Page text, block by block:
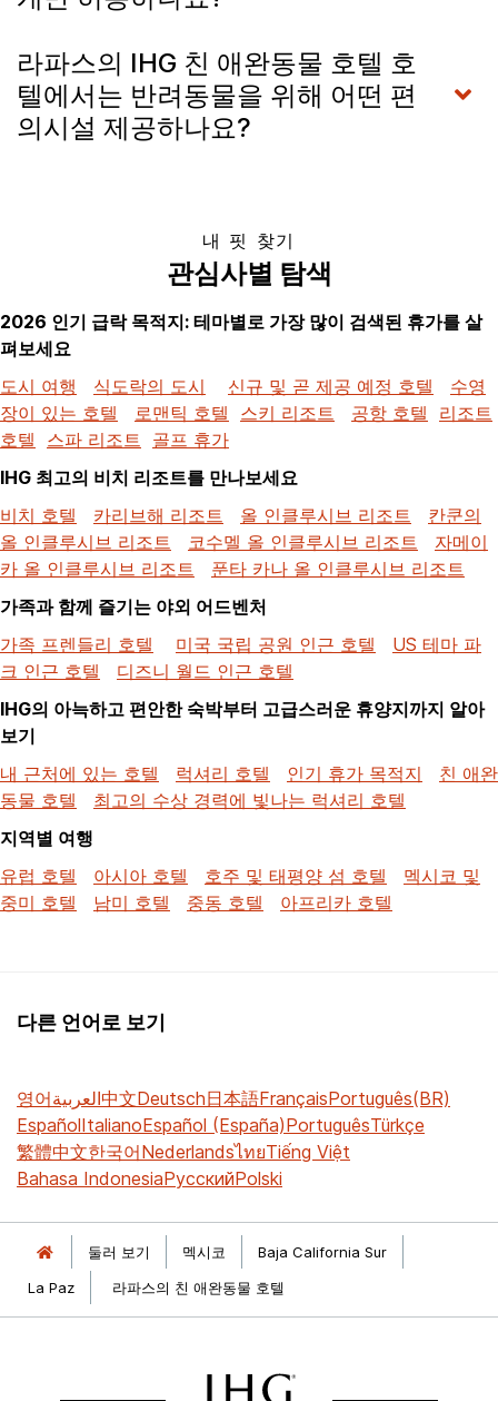
라파스의 IHG 친 애완동물 호텔 호
텔에서는 반려동물을 위해 어떤 편
의시설 제공하나요?
내 핏 찾기
관심사별 탐색
2026 인기 급락 목적지: 테마별로 가장 많이 검색된 휴가를 살
펴보세요
도시 여행
식도락의 도시 신규 및 곧 제공 예정 호텔
수영
장이 있는 호텔
로맨틱 호텔 스키 리조트 공항 호텔
리조트
호텔
스파 리조트
골프 휴가
IHG 최고의 비치 리조트를 만나보세요
비치 호텔
카리브해 리조트 올 인클루시브 리조트
칸쿤의
올 인클루시브 리조트
코수멜 올 인클루시브 리조트
자메이
카 올 인클루시브 리조트
푼타 카나 올 인클루시브 리조트
가족과 함께 즐기는 야외 어드벤처
가족 프렌들리 호텔
미국 국립 공원 인근 호텔
US 테마 파
크 인근 호텔
디즈니 월드 인근 호텔
IHG의 아늑하고 편안한 숙박부터 고급스러운 휴양지까지 알아
보기
내 근처에 있는 호텔
럭셔리 호텔 인기 휴가 목적지
친 애완
동물 호텔
최고의 수상 경력에 빛나는 럭셔리 호텔
지역별 여행
유럽 호텔
아시아 호텔 호주 및 태평양 섬 호텔
멕시코 및
중미 호텔
남미 호텔 중동 호텔 아프리카 호텔
다른 언어로 보기
영어العربية中文Deutsch日本語FrançaisPortuguês(BR)
EspañolItalianoEspañol (España)PortuguêsTürkçe
繁體中文한국어NederlandsไทยTiếng Việt
Bahasa IndonesiaРусскийPolski
둘러 보기 멕시코
Baja California Sur
La Paz
라파스의 친 애완동물 호텔